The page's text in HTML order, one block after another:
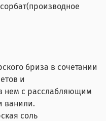
бриза в сочетании
и
нем с расслабляющим
ванили.
соль